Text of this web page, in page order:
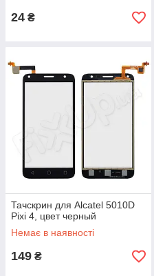
24 ₴
Тачскрин для Alcatel 5010D
Pixi 4, цвет черный
Немає в наявності
149 ₴